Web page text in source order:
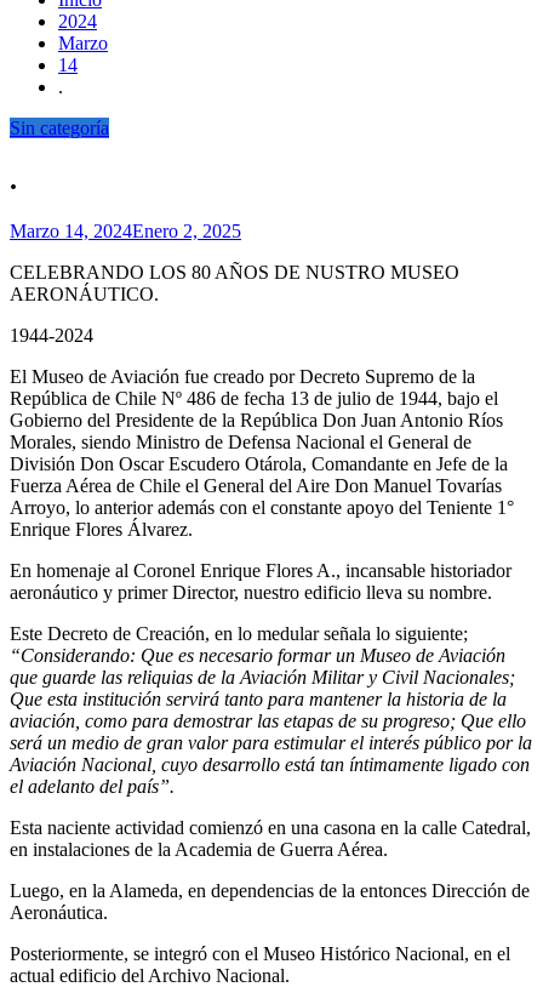
2024
Marzo
14
.
Sin categoría
.
Marzo 14, 2024Enero 2, 2025
CELEBRANDO LOS 80 AÑOS DE NUSTRO MUSEO
AERONÁUTICO.
1944-2024
El Museo de Aviación fue creado por Decreto Supremo de la
República de Chile Nº 486 de fecha 13 de julio de 1944, bajo el
Gobierno del Presidente de la República Don Juan Antonio Ríos
Morales, siendo Ministro de Defensa Nacional el General de
División Don Oscar Escudero Otárola, Comandante en Jefe de la
Fuerza Aérea de Chile el General del Aire Don Manuel Tovarías
Arroyo, lo anterior además con el constante apoyo del Teniente 1°
Enrique Flores Álvarez.
En homenaje al Coronel Enrique Flores A., incansable historiador
aeronáutico y primer Director, nuestro edificio lleva su nombre.
Este Decreto de Creación, en lo medular señala lo siguiente;
“Considerando: Que es necesario formar un Museo de Aviación
que guarde las reliquias de la Aviación Militar y Civil Nacionales;
Que esta institución servirá tanto para mantener la historia de la
aviación, como para demostrar las etapas de su progreso; Que ello
será un medio de gran valor para estimular el interés público por la
Aviación Nacional, cuyo desarrollo está tan íntimamente ligado con
el adelanto del país”.
Esta naciente actividad comienzó en una casona en la calle Catedral,
en instalaciones de la Academia de Guerra Aérea.
Luego, en la Alameda, en dependencias de la entonces Dirección de
Aeronáutica.
Posteriormente, se integró con el Museo Histórico Nacional, en el
actual edificio del Archivo Nacional.